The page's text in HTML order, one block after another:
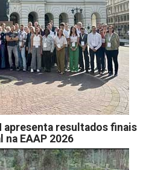
apresenta resultados finais
EAAP 2026